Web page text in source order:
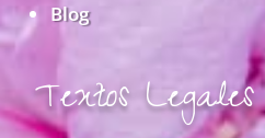
Blog
Textos Legales